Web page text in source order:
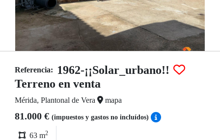
Referencia:
1962-¡¡Solar_urbano!!
Terreno en venta
Mérida, Plantonal de Vera mapa
81.000 € (impuestos y gastos no incluídos)
63 m2